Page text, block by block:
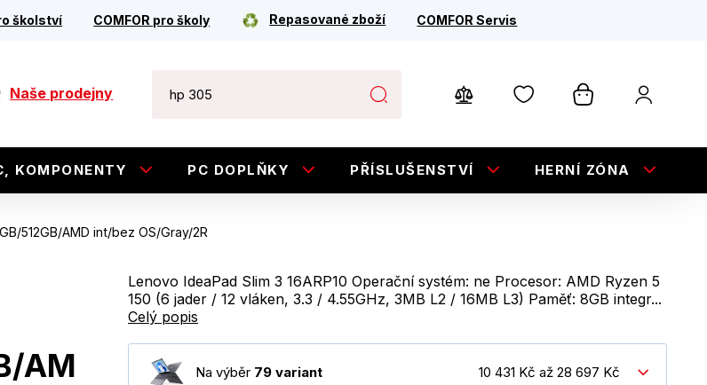
školství COMFOR pro školy Repasované zboží COMFOR Servis
Naše prodejny
KOMPONENTY PC DOPLŇKY PŘÍSLUŠENSTVÍ HERNÍ ZÓNA
512GB/AMD int/bez OS/Gray/2R
AM
Lenovo IdeaPad Slim 3 16ARP10 Operační systém: ne Procesor: AMD Ryzen 5
150 (6 jader / 12 vláken, 3.3 / 4.55GHz, 3MB L2 / 16MB L3) Paměť: 8GB integr...
Celý popis
Na výběr 79 variant 10 431 Kč až 28 697 Kč